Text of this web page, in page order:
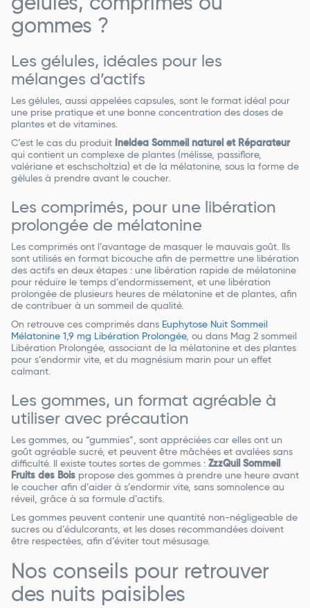
gélules, comprimés ou
gommes ?
Les gélules, idéales pour les
mélanges d’actifs
Les gélules, aussi appelées capsules, sont le format idéal pour
une prise pratique et une bonne concentration des doses de
plantes et de vitamines.
C’est le cas du produit
Ineldea Sommeil naturel et Réparateur
qui contient un complexe de plantes (mélisse, passiflore,
valériane et eschscholtzia) et de la mélatonine, sous la forme de
gélules à prendre avant le coucher.
Les comprimés, pour une libération
prolongée de mélatonine
Les comprimés ont l’avantage de masquer le mauvais goût. Ils
sont utilisés en format bicouche afin de permettre une libération
des actifs en deux étapes : une libération rapide de mélatonine
pour réduire le temps d’endormissement, et une libération
prolongée de plusieurs heures de mélatonine et de plantes, afin
de contribuer à un sommeil de qualité.
On retrouve ces comprimés dans Euphytose Nuit Sommeil
Mélatonine 1,9 mg Libération Prolongée, ou dans Mag 2 sommeil
Libération Prolongée, associant de la mélatonine et des plantes
pour s’endormir vite, et du magnésium marin pour un effet
calmant.
Les gommes, un format agréable à
utiliser avec précaution
Les gommes, ou “gummies”, sont appréciées car elles ont un
goût agréable sucré, et peuvent être mâchées et avalées sans
difficulté. Il existe toutes sortes de gommes : ZzzQuil Sommeil
Fruits des Bois propose des gommes à prendre une heure avant
le coucher afin d’aider à s’endormir vite, sans somnolence au
réveil, grâce à sa formule d’actifs.
Les gommes peuvent contenir une quantité non-négligeable de
sucres ou d’édulcorants, et les doses recommandées doivent
être respectées, afin d’éviter tout mésusage.
Nos conseils pour retrouver
des nuits paisibles